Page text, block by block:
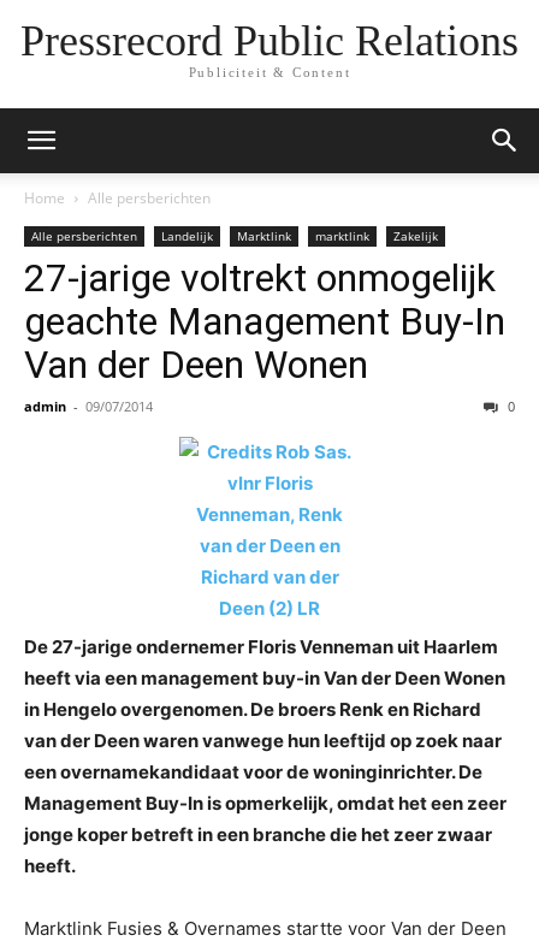
Pressrecord Public Relations
Publiciteit & Content
Home Alle persberichten
Alle persberichten Landelijk Marktlink marktlink Zakelijk
27-jarige voltrekt onmogelijk
geachte Management Buy-In
Van der Deen Wonen
admin - 09/07/2014 0
De 27-jarige ondernemer Floris Venneman uit Haarlem
heeft via een management buy-in Van der Deen Wonen
in Hengelo overgenomen. De broers Renk en Richard
van der Deen waren vanwege hun leeftijd op zoek naar
een overnamekandidaat voor de woninginrichter. De
Management Buy-In is opmerkelijk, omdat het een zeer
jonge koper betreft in een branche die het zeer zwaar
heeft.
Marktlink Fusies & Overnames startte voor Van der Deen